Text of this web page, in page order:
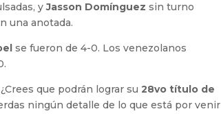
yJasson Domínguez sin turno
una anotada.
se fueron de 4-0. Los venezolanos
que podrán lograr su28vo título de
ningún detalle de lo que está por venir